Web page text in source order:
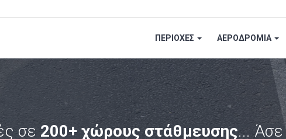
ΠΕΡΙΟΧΕΣ ΑΕΡΟΔΡΟΜΙA
σε 200+ χώρους στάθμευσης...